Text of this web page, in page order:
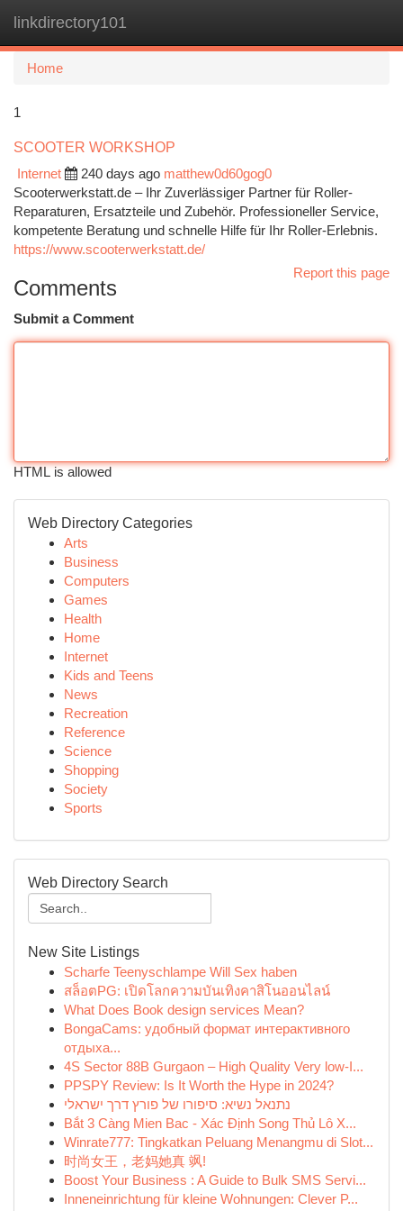
linkdirectory101
Home
1
SCOOTER WORKSHOP
Internet
240 days ago matthew0d60gog0
Scooterwerkstatt.de – Ihr Zuverlässiger Partner für Roller-
Reparaturen, Ersatzteile und Zubehör. Professioneller Service,
kompetente Beratung und schnelle Hilfe für Ihr Roller-Erlebnis.
https://www.scooterwerkstatt.de/
Report this page
Comments
Submit a Comment
HTML is allowed
Web Directory Categories
Arts
Business
Computers
Games
Health
Home
Internet
Kids and Teens
News
Recreation
Reference
Science
Shopping
Society
Sports
Web Directory Search
New Site Listings
Scharfe Teenyschlampe Will Sex haben
สล็อตPG: เปิดโลกความบันเทิงคาสิโนออนไลน์
What Does Book design services Mean?
BongaCams: удобный формат интерактивного
отдыха...
4S Sector 88B Gurgaon – High Quality Very low-I...
PPSPY Review: Is It Worth the Hype in 2024?
נתנאל נשיא: סיפורו של פורץ דרך ישראלי
Bắt 3 Càng Mien Bac - Xác Định Song Thủ Lô X...
Winrate777: Tingkatkan Peluang Menangmu di Slot...
时尚女王，老妈她真 飒!
Boost Your Business : A Guide to Bulk SMS Servi...
Inneneinrichtung für kleine Wohnungen: Clever P...